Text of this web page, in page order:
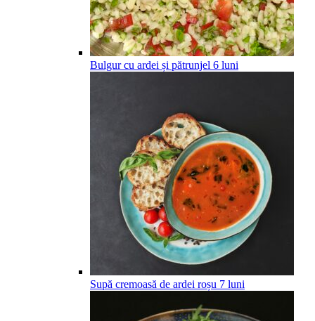
Bulgur cu ardei și pătrunjel 6 luni
Supă cremoasă de ardei roșu 7 luni